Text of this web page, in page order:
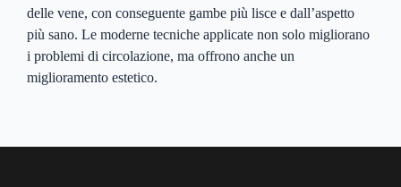
delle vene, con conseguente gambe più lisce e dall’aspetto
più sano. Le moderne tecniche applicate non solo migliorano
i problemi di circolazione, ma offrono anche un
miglioramento estetico.